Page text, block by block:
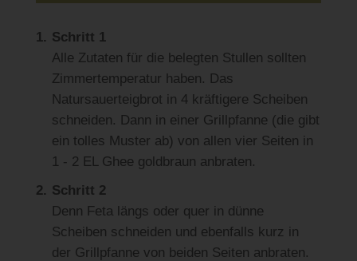
Schritt 1
Alle Zutaten für die belegten Stullen sollten
Zimmertemperatur haben. Das
Natursauerteigbrot in 4 kräftigere Scheiben
schneiden. Dann in einer Grillpfanne (die gibt
ein tolles Muster ab) von allen vier Seiten in
1 - 2 EL Ghee goldbraun anbraten.
Schritt 2
Denn Feta längs oder quer in dünne
Scheiben schneiden und ebenfalls kurz in
der Grillpfanne von beiden Seiten anbraten.